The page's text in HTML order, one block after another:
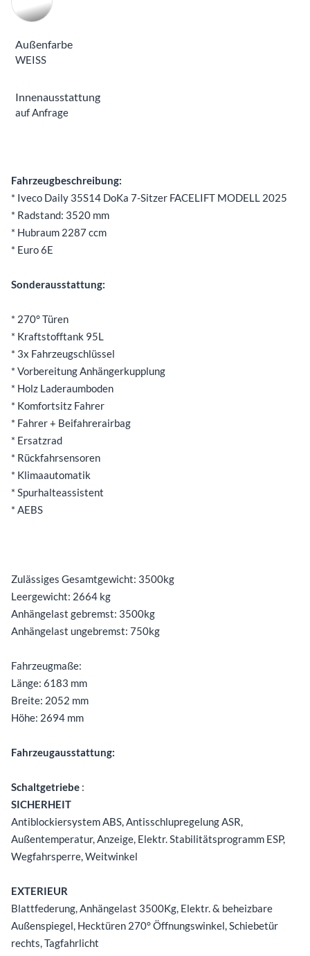
Außenfarbe
WEISS
Innenausstattung
auf Anfrage
Fahrzeugbeschreibung:
* Iveco Daily 35S14 DoKa 7-Sitzer FACELIFT MODELL 2025
* Radstand: 3520 mm
* Hubraum 2287 ccm
* Euro 6E
Sonderausstattung:
* 270° Türen
* Kraftstofftank 95L
* 3x Fahrzeugschlüssel
* Vorbereitung Anhängerkupplung
* Holz Laderaumboden
* Komfortsitz Fahrer
* Fahrer + Beifahrerairbag
* Ersatzrad
* Rückfahrsensoren
* Klimaautomatik
* Spurhalteassistent
* AEBS
Zulässiges Gesamtgewicht: 3500kg
Leergewicht: 2664 kg
Anhängelast gebremst: 3500kg
Anhängelast ungebremst: 750kg
Fahrzeugmaße:
Länge: 6183 mm
Breite: 2052 mm
Höhe: 2694 mm
Fahrzeugausstattung:
Schaltgetriebe :
SICHERHEIT
Antiblockiersystem ABS, Antisschlupregelung ASR,
Außentemperatur, Anzeige, Elektr. Stabilitätsprogramm ESP,
Wegfahrsperre, Weitwinkel
EXTERIEUR
Blattfederung, Anhängelast 3500Kg, Elektr. & beheizbare
Außenspiegel, Hecktüren 270° Öffnungswinkel, Schiebetür
rechts, Tagfahrlicht